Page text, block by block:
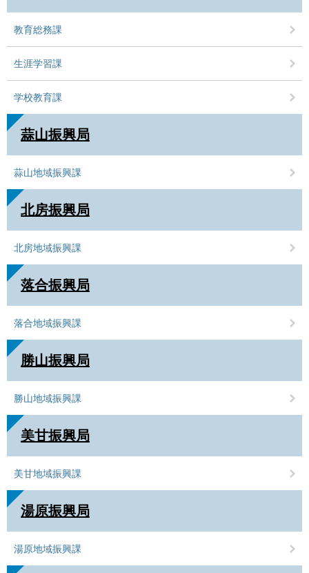
教育総務課
生涯学習課
学校教育課
蒜山振興局
蒜山地域振興課
北房振興局
北房地域振興課
落合振興局
落合地域振興課
勝山振興局
勝山地域振興課
美甘振興局
美甘地域振興課
湯原振興局
湯原地域振興課